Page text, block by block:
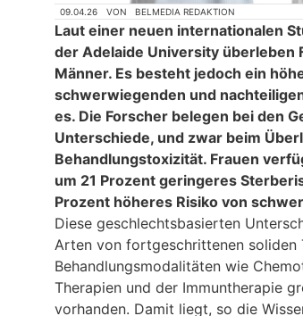
09.04.26 VON BELMEDIA REDAKTION
Laut einer neuen internationalen
der Adelaide University überleben
Männer. Es besteht jedoch ein
schwerwiegenden und
es. Die Forscher belegen bei den
Unterschiede, und zwar beim
Behandlungstoxizität. Frauen
um 21 Prozent geringeres
Prozent höheres Risiko von
Diese geschlechtsbasierten
Arten von fortgeschrittenen soliden
Behandlungsmodalitäten wie
Therapien und der Immuntherapie
vorhanden. Damit liegt, so die